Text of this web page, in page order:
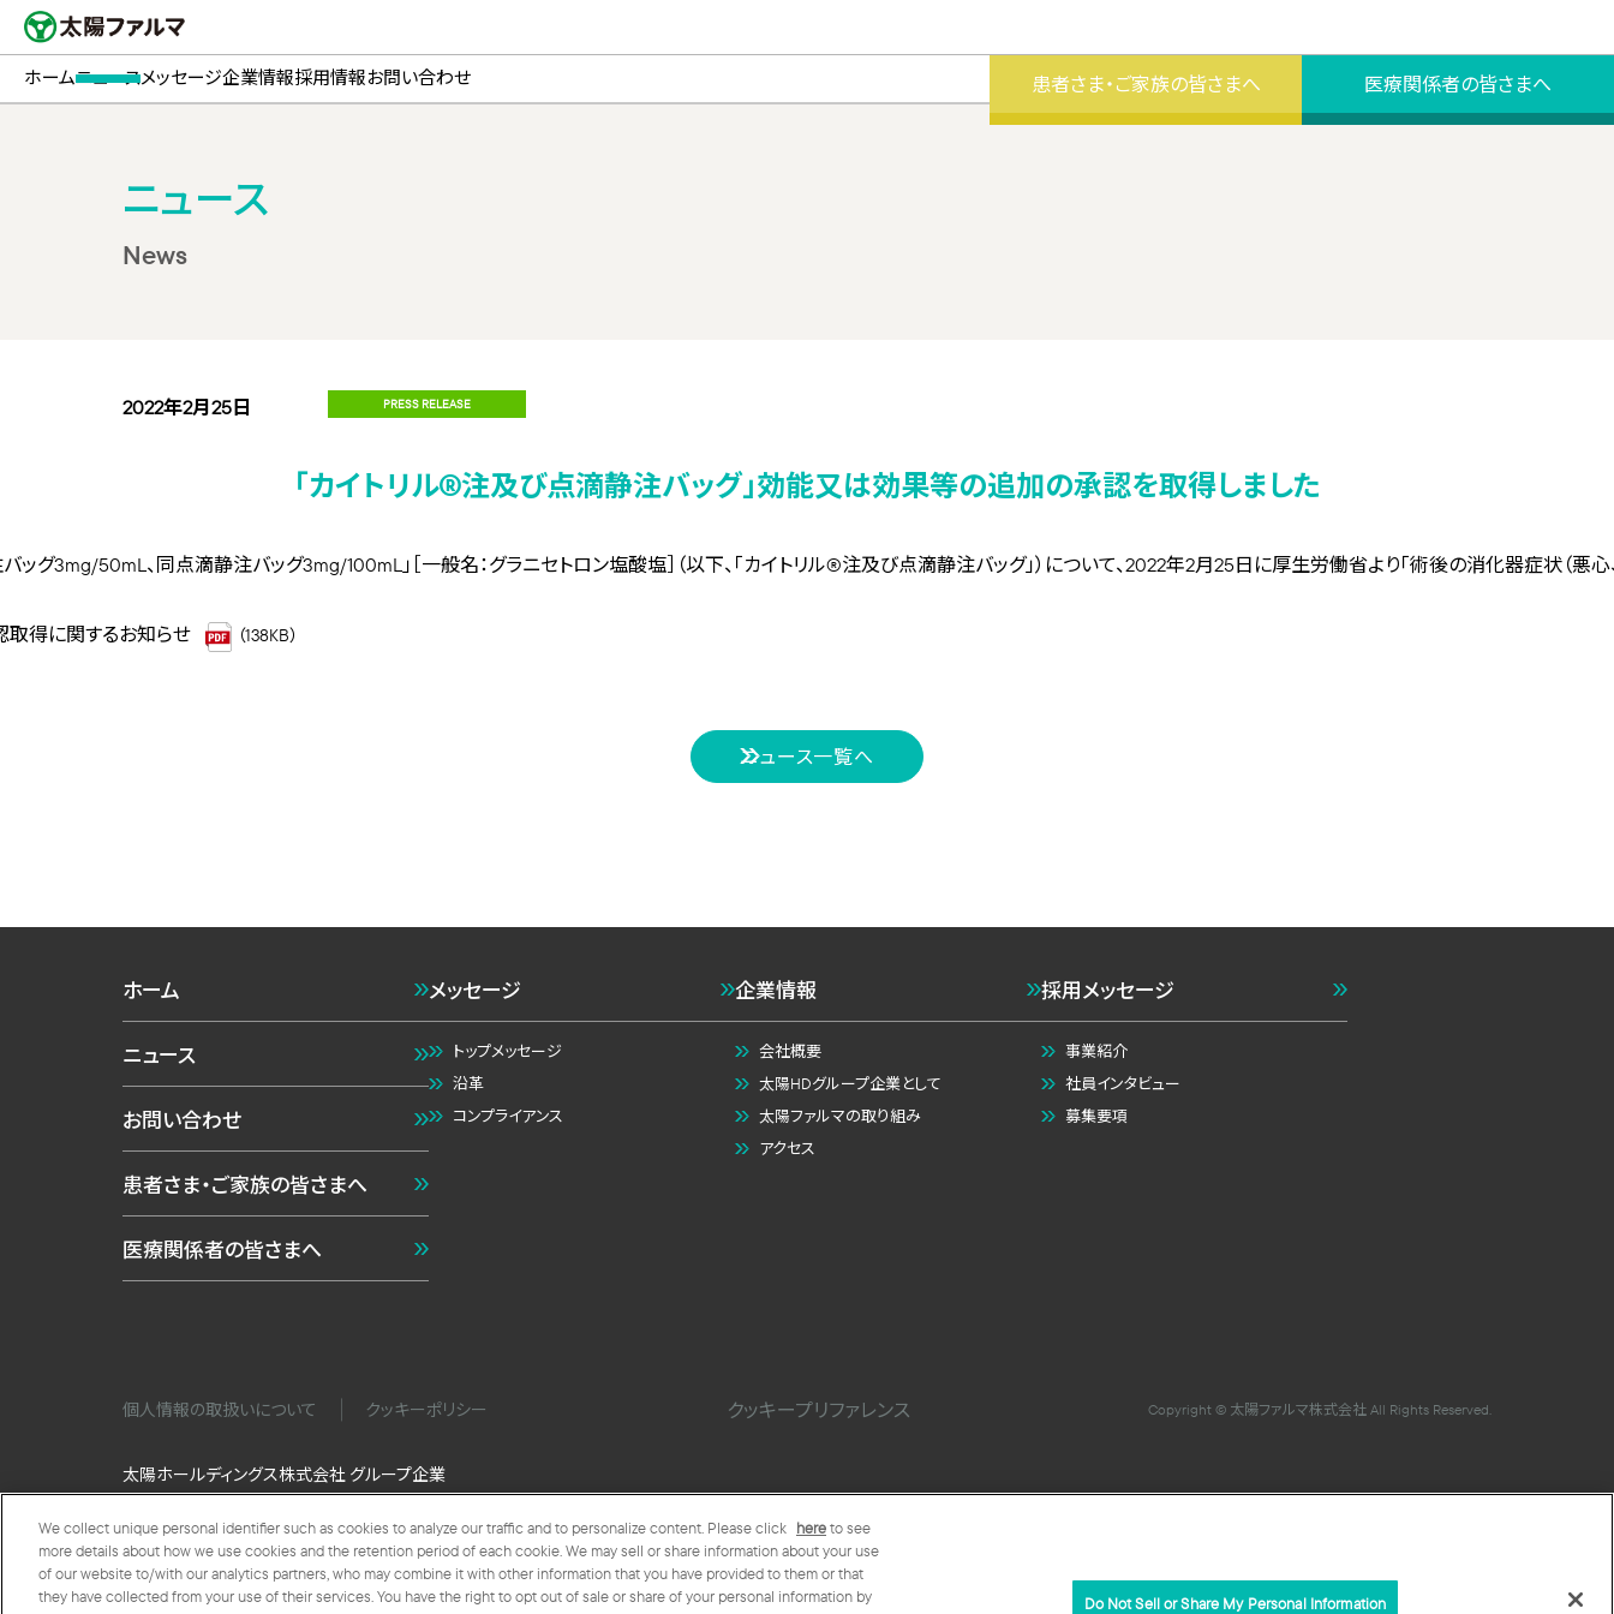
患者さま・ご家族の皆さまへ 医療関係者の皆さまへ
ホームニュースメッセージ企業情報採用情報お問い合わせ
ニュース
News
2022年2月25日 PRESS RELEASE
「カイトリル®注及び点滴静注バッグ」効能又は効果等の追加の承認を取得しました
グ3mg/50mL、同点滴静注バッグ3mg/100mL」［一般名：グラニセトロン塩酸塩］（以下、「カイトリル®注及び点滴静注バッグ」）について、2022年2月25日に厚生労働省より「術後の消化器症状（悪
取得に関するお知らせ （138KB）
ニュース一覧へ
ホーム
ニュース
お問い合わせ
患者さま・ご家族の皆さまへ
医療関係者の皆さまへ
メッセージ
トップメッセージ
沿革
コンプライアンス
企業情報
会社概要
太陽HDグループ企業として
太陽ファルマの取り組み
アクセス
採用メッセージ
事業紹介
社員インタビュー
募集要項
個人情報の取扱いについて クッキーポリシー クッキープリファレンス Copyright © 太陽ファルマ株式会社 All Rights Reserved.
太陽ホールディングス株式会社 グループ企業
国内 海外 生産・販売拠点
We collect unique personal identifier such as cookies to analyze our traffic and to personalize content. Please click hereto see
more details about how we use cookies and the retention period of each cookie. We may sell or share information about your use
of our website to/with our analytics partners, who may combine it with other information that you have provided to them or that
they have collected from your use of their services. You have the right to opt out of sale or share of your personal information by
Do Not Sell or Share My Personal Information